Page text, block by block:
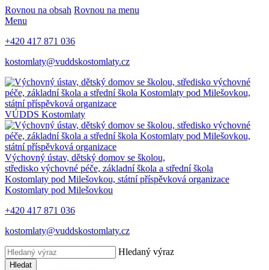
Rovnou na obsah Rovnou na menu
Menu
+420 417 871 036
kostomlaty@vuddskostomlaty.cz
VÚDDS Kostomlaty
Výchovný ústav, dětský domov se školou,
středisko výchovné péče, základní škola a střední škola
Kostomlaty pod Milešovkou, státní příspěvková organizace
Kostomlaty pod Milešovkou
+420 417 871 036
kostomlaty@vuddskostomlaty.cz
Hledaný výraz
Hledat